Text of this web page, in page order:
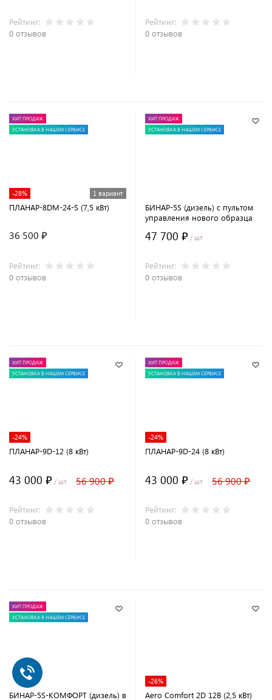
Рейтинг:
0 отзывов
Рейтинг:
0 отзывов
ХИТ ПРОДАЖ
УСТАНОВКА В НАШЕМ СЕРВИСЕ
-28% 1 вариант
ПЛАНАР-8DM-24-S (7,5 кВт)
36 500 ₽
Рейтинг:
0 отзывов
ХИТ ПРОДАЖ
УСТАНОВКА В НАШЕМ СЕРВИСЕ
БИНАР-5S (дизель) с пультом
управления нового образца
47 700 ₽ / шт
Рейтинг:
0 отзывов
ХИТ ПРОДАЖ
УСТАНОВКА В НАШЕМ СЕРВИСЕ
-24%
ПЛАНАР-9D-12 (8 кВт)
43 000 ₽ / шт 56 900 ₽
Рейтинг:
0 отзывов
ХИТ ПРОДАЖ
УСТАНОВКА В НАШЕМ СЕРВИСЕ
-24%
ПЛАНАР-9D-24 (8 кВт)
43 000 ₽ / шт 56 900 ₽
Рейтинг:
0 отзывов
ХИТ ПРОДАЖ
УСТАНОВКА В НАШЕМ СЕРВИСЕ
БИНАР-5S-КОМФОРТ (дизель) в
-26%
Aero Comfort 2D 12В (2,5 кВт)